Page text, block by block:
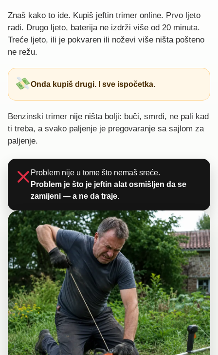
Znaš kako to ide. Kupiš jeftin trimer online. Prvo ljeto
radi. Drugo ljeto, baterija ne izdrži više od 20 minuta.
Treće ljeto, ili je pokvaren ili noževi više ništa pošteno
ne režu.
Onda kupiš drugi. I sve ispočetka.
Benzinski trimer nije ništa bolji: buči, smrdi, ne pali kad
ti treba, a svako paljenje je pregovaranje sa sajlom za
paljenje.
Problem nije u tome što nemaš sreće.
Problem je što je jeftin alat osmišljen da se
zamijeni — a ne da traje.